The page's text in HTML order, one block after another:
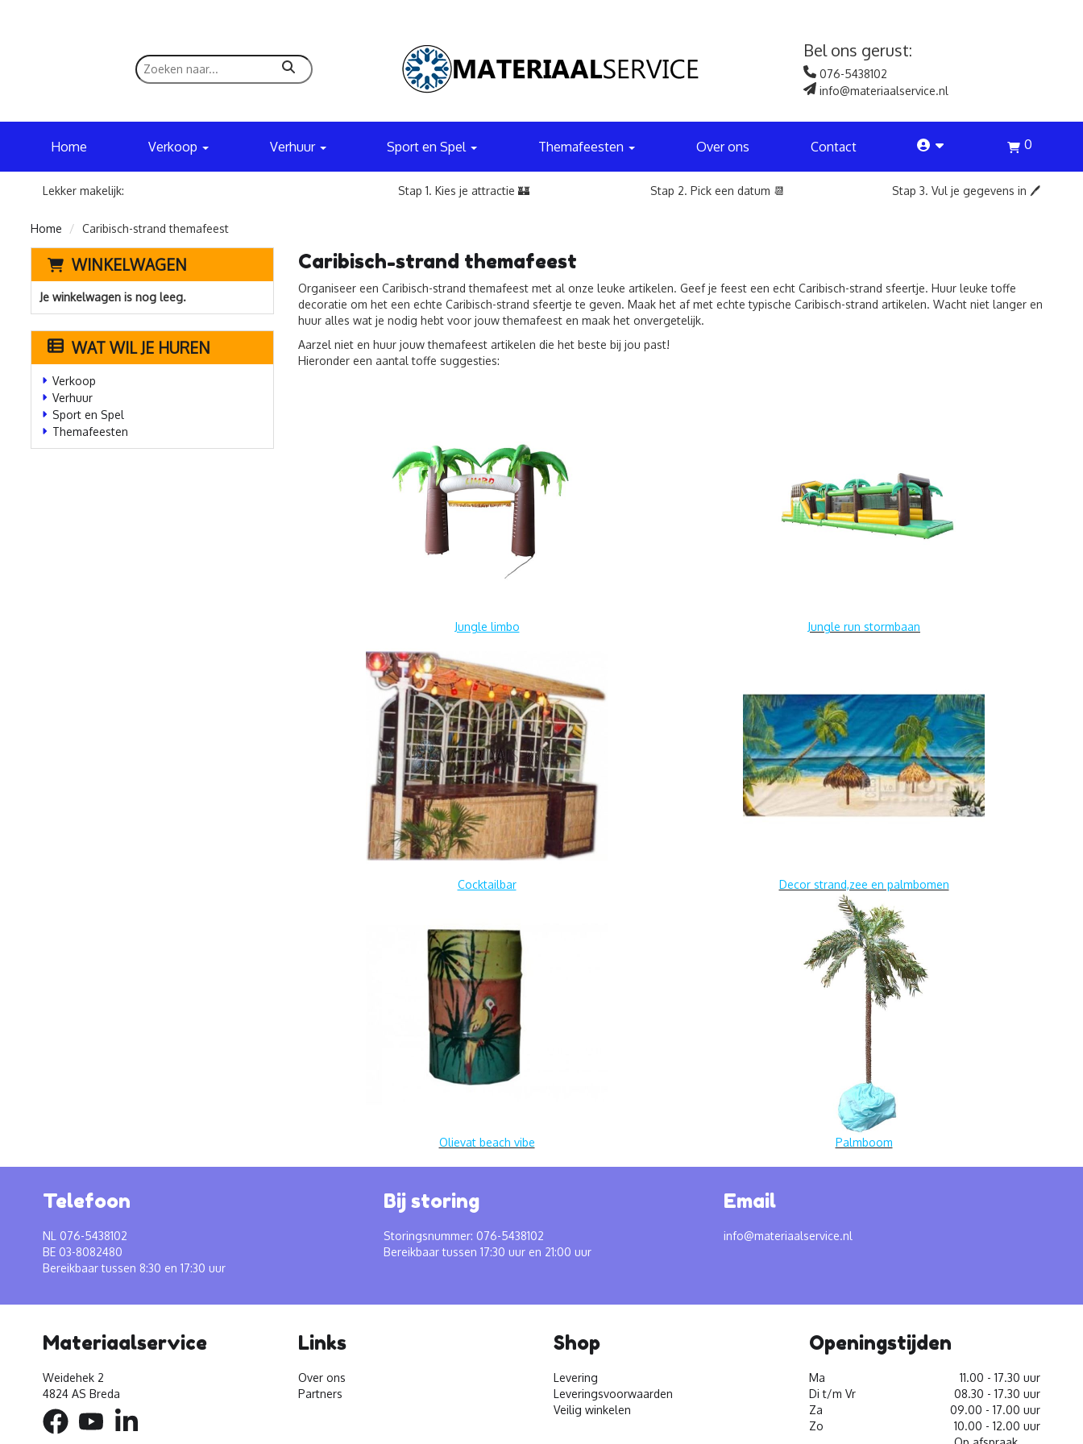
zoeken
Bel ons gerust:
076-5438102
info@materiaalservice.nl
Home Verkoop Verhuur Sport en Spel Themafeesten Over ons Contact account 0
Lekker makelijk: Stap 1. Kies je attractie 🏰 Stap 2. Pick een datum 📆 Stap 3. Vul je gegevens in 🖊️
Home Caribisch-strand themafeest
WINKELWAGEN
Je winkelwagen is nog leeg.
WAT WIL JE HUREN
Verkoop
Verhuur
Sport en Spel
Themafeesten
Caribisch-strand themafeest
Organiseer een Caribisch-strand themafeest met al onze leuke artikelen. Geef je feest een echt Caribisch-strand sfeertje. Huur leuke toffe
decoratie om het een echte Caribisch-strand sfeertje te geven. Maak het af met echte typische Caribisch-strand artikelen. Wacht niet langer en
huur alles wat je nodig hebt voor jouw themafeest en maak het onvergetelijk.
Aarzel niet en huur jouw themafeest artikelen die het beste bij jou past!
Hieronder een aantal toffe suggesties:
Jungle limbo Jungle run stormbaan
Cocktailbar Decor strand,zee en palmbomen
Olievat beach vibe Palmboom
Telefoon
NL 076-5438102
BE 03-8082480
Bereikbaar tussen 8:30 en 17:30 uur
Bij storing
Storingsnummer: 076-5438102
Bereikbaar tussen 17:30 uur en 21:00 uur
Email
info@materiaalservice.nl
Materiaalservice
Weidehek 2
4824 AS Breda
Links
Over ons
Partners
Shop
Levering
Leveringsvoorwaarden
Veilig winkelen
Openingstijden
Ma
11.00 - 17.30 uur
Di t/m Vr
08.30 - 17.30 uur
Za
09.00 - 17.00 uur
Zo
10.00 - 12.00 uur